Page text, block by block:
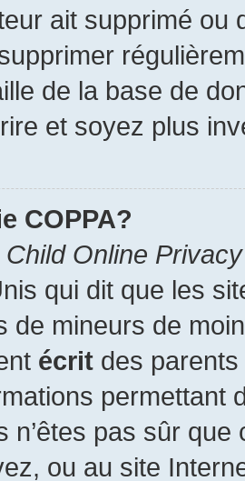
ait supprimé
de la base de
et soyez plus
COPPA?
Child Online
qui dit que les
de mineurs de
écrit des parents
permettant
n’êtes pas sûr
ou au site